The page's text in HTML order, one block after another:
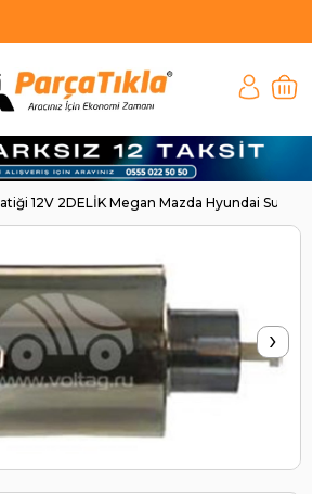
12V 2DELİK Megan Mazda Hyundai Suzuki |
›